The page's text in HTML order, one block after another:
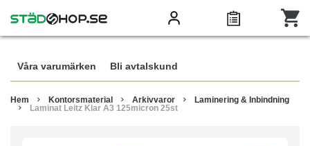
Våra varumärken Bli avtalskund
Hem Kontorsmaterial Arkivvaror
Laminering & Inbindning
Laminat Leitz Klar A3 125micron 25st